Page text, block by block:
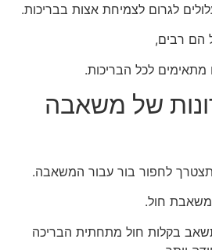
לגרום לצמיחת אצות בבריכות.
הם רבים,
לכל הבריכות.
של משאבה
לחפור בור עבור המשאבה.
משאבת חול.
בקלות חול מתחתית הבריכה